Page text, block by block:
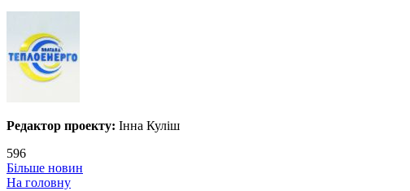
Редактор проекту: Інна Куліш
596
Більше новин
На головну